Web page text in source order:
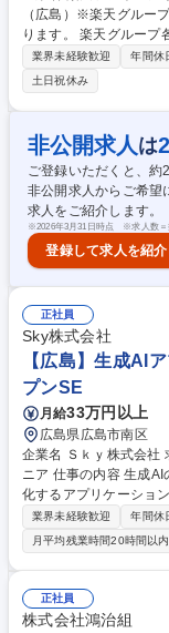
（広島）※楽天グループ 仕事の内容 ※本ポジションは障がい者雇用と
ります。 楽天グループ
担当頂きます。 【詳細】■総務関連業務■人事労務、教育研修関連業務■経
理事務（決済代行、立
開するサービスの運用
F化・印刷関連業務（
発送など） ※上記の業
容は障がいの状況によ
職種 【障がい者雇用
業界未経験歓迎 年間休
土日祝休み
非公開求人 は
ご登録いただくと、約
非公開求人からご希望
求人をご紹介します。
※2026年3月31日時点 ※求人数＝
登録して求人を紹
正社員
Sky株式会社
【広島】生成AI
プンSE
月給33万円以上
広島県広島市南区
企業名 Ｓｋｙ株式会社 求人名 ★【広島】生成AIアプリケーションエンジ
ニア 仕事の内容 生成AIの特性を活かし、ユーザー体験と業務価値を最大
化するアプリケーショ
ド開発まで幅広く担当
す。 ・生成AIを活用したWebアプリケーションやAPIの設計・開発 ・プロ
ンプト設計、RAG、
ザー体験を重視したUI/
業界未経験歓迎 年間休
月平均残業時間20時間以内
正社員
株式会社鴻治組